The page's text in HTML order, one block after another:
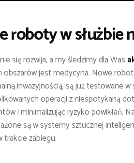
roboty w służbie
się rozwija, a my śledzimy dla Was
obszarów jest medycyna. Nowe
inwazyjnością, są już testowane
operacji z niespotykaną
i minimalizując ryzyko powikłań.
są w systemy sztucznej
zabiegu.